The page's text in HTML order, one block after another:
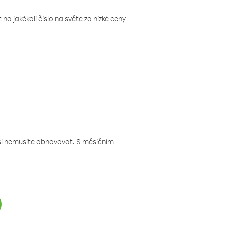
jakékoli číslo na světe za nízké ceny
nemusíte obnovovat. S měsíčním